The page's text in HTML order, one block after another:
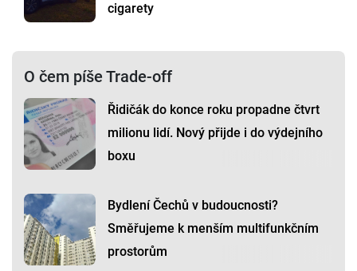
cigarety
O čem píše Trade-off
Řidičák do konce roku propadne čtvrt
milionu lidí. Nový přijde i do výdejního
boxu
Bydlení Čechů v budoucnosti?
Směřujeme k menším multifunkčním
prostorům